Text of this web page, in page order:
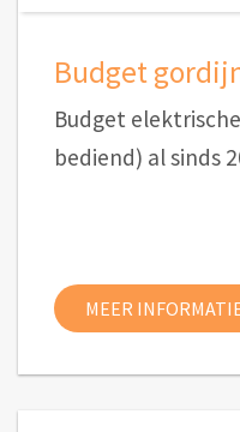
Budget
Budget
bediend) al sinds
MEER